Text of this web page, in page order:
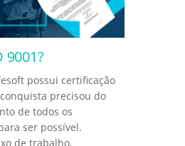
9001?
possui certificação
conquista precisou do
de todos os
ser possível.
de trabalho,